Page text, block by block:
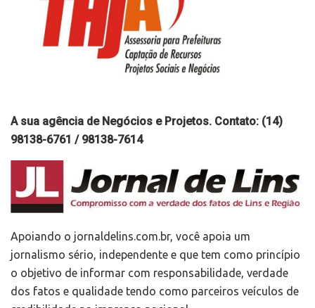
A sua agência de Negócios e Projetos. Contato: (14)
98138-6761 / 98138-7614
Apoiando o jornaldelins.com.br, você apoia um
jornalismo sério, independente e que tem como princípio
o objetivo de informar com responsabilidade, verdade
dos fatos e qualidade tendo como parceiros veículos de